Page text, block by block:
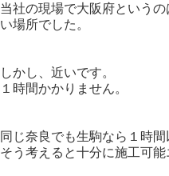
当社の現場で大阪府という
い場所でした。
しかし、近いです。
１時間かかりません。
同じ奈良でも生駒なら１時
そう考えると十分に施工可能